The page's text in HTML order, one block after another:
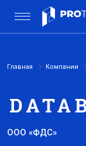
Главная Компании
ООО «ФДС»